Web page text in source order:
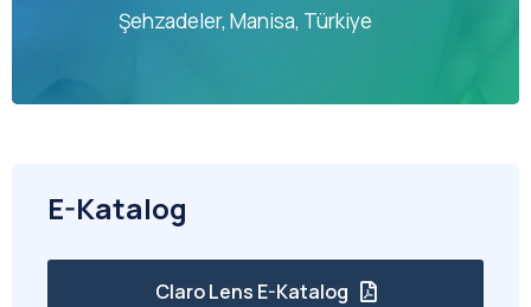
Şehzadeler, Manisa, Türkiye
E-Katalog
Claro Lens E-Katalog